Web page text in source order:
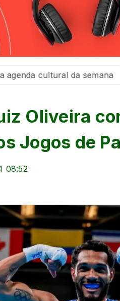
da semana
Oliveira
Jogos de
08:52